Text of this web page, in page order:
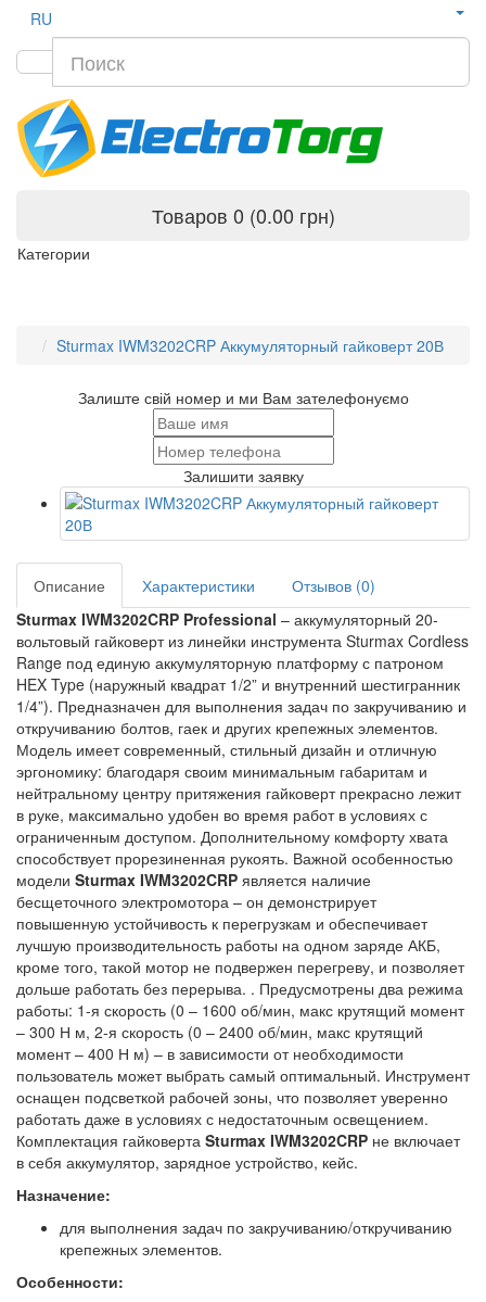
RU
Товаров 0 (0.00 грн)
Категории
Sturmax IWM3202CRP Аккумуляторный гайковерт 20В
Залиште свій номер и ми Вам зателефонуємо
Залишити заявку
Описание Характеристики
Отзывов (0)
Sturmax IWM3202CRP Professional – аккумуляторный 20-
вольтовый гайковерт из линейки инструмента Sturmax Cordless
Range под единую аккумуляторную платформу с патроном
HEX Type (наружный квадрат 1/2” и внутренний шестигранник
1/4”). Предназначен для выполнения задач по закручиванию и
откручиванию болтов, гаек и других крепежных элементов.
Модель имеет современный, стильный дизайн и отличную
эргономику: благодаря своим минимальным габаритам и
нейтральному центру притяжения гайковерт прекрасно лежит
в руке, максимально удобен во время работ в условиях с
ограниченным доступом. Дополнительному комфорту хвата
способствует прорезиненная рукоять. Важной особенностью
модели Sturmax IWM3202CRP является наличие
бесщеточного электромотора – он демонстрирует
повышенную устойчивость к перегрузкам и обеспечивает
лучшую производительность работы на одном заряде АКБ,
кроме того, такой мотор не подвержен перегреву, и позволяет
дольше работать без перерыва. . Предусмотрены два режима
работы: 1-я скорость (0 – 1600 об/мин, макс крутящий момент
– 300 Н м, 2-я скорость (0 – 2400 об/мин, макс крутящий
момент – 400 Н м) – в зависимости от необходимости
пользователь может выбрать самый оптимальный. Инструмент
оснащен подсветкой рабочей зоны, что позволяет уверенно
работать даже в условиях с недостаточным освещением.
Комплектация гайковерта Sturmax IWM3202CRP не включает
в себя аккумулятор, зарядное устройство, кейс.
Назначение:
для выполнения задач по закручиванию/откручиванию
крепежных элементов.
Особенности: